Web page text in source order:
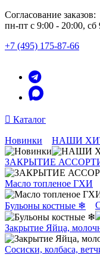
Согласование заказов:
пн-пт с 9:00 - 20:00, сб
+7 (495) 175-87-66
Каталог
Новинки НАШИ
ЗАКРЫТИЕ
Масло топленое ГХИ
Бульоны костные ❄
Закрытие Яйца,
Сосиски, колбаса,